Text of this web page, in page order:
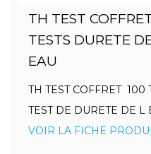
TH TEST
TESTS DURETE
EAU
TH TEST COFFRET 100
TEST DE DURETE DE L
VOIR LA FICHE